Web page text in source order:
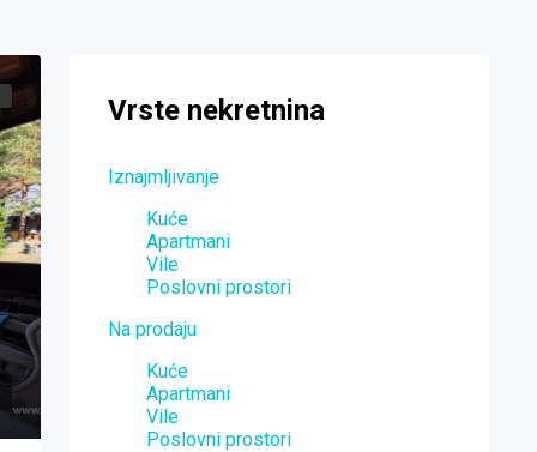
Vrste nekretnina
Iznajmljivanje
Kuće
Apartmani
Vile
Poslovni prostori
Na prodaju
Kuće
Apartmani
Vile
Poslovni prostori